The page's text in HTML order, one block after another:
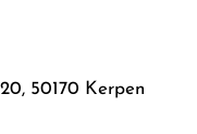
50170 Kerpen